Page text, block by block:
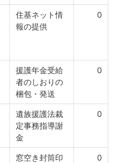
住基ネット情
報の提供
0
援護年金受給
者のしおりの
梱包・発送
0
遺族援護法裁
定事務指導謝
金
0
窓空き封筒印
0